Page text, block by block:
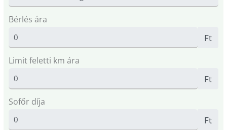
Bérlés ára
Ft
Limit feletti km ára
Ft
Sofőr díja
Ft